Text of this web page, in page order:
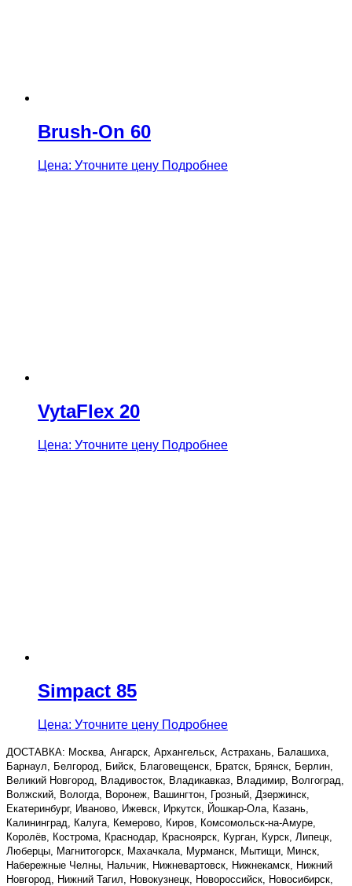
Brush-On 60
Цена: Уточните цену Подробнее
VytaFlex 20
Цена: Уточните цену Подробнее
Simpact 85
Цена: Уточните цену Подробнее
ДОСТАВКА: Москва, Ангарск, Архангельск, Астрахань, Балашиха,
Барнаул, Белгород, Бийск, Благовещенск, Братск, Брянск, Берлин,
Великий Новгород, Владивосток, Владикавказ, Владимир, Волгоград,
Волжский, Вологда, Воронеж, Вашингтон, Грозный, Дзержинск,
Екатеринбург, Иваново, Ижевск, Иркутск, Йошкар-Ола, Казань,
Калининград, Калуга, Кемерово, Киров, Комсомольск-на-Амуре,
Королёв, Кострома, Краснодар, Красноярск, Курган, Курск, Липецк,
Люберцы, Магнитогорск, Махачкала, Мурманск, Мытищи, Минск,
Набережные Челны, Нальчик, Нижневартовск, Нижнекамск, Нижний
Новгород, Нижний Тагил, Новокузнецк, Новороссийск, Новосибирск,